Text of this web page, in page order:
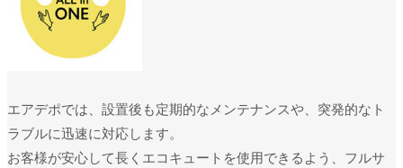
エアデポでは、設置後も定期的なメンテナンスや、突発的なト
ラブルに迅速に対応します。
お客様が安心して長くエコキュートを使用できるよう、フルサ